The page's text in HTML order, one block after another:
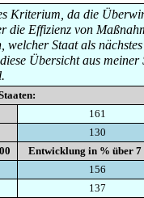
Kriterium, da die
die Effizienz von
welcher Staat als
Übersicht aus meiner
161
130
Entwicklung in % über 7
156
137